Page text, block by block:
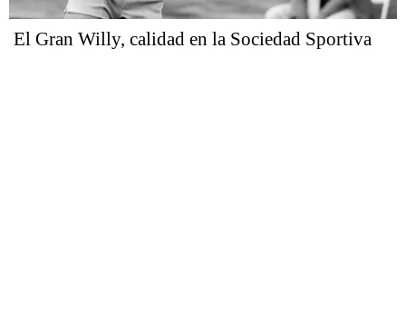
El Gran Willy, calidad en la Sociedad Sportiva